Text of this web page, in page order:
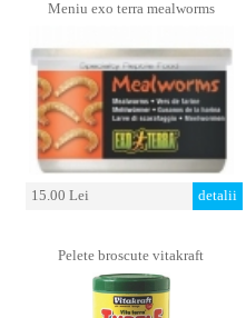
Meniu exo terra mealworms
15.00 Lei detalii
Pelete broscute vitakraft